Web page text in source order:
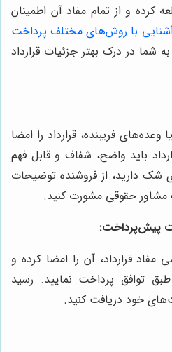
کرده و از تمام مفاد آن اطمینان
با روش‌های مختلف پرداخت
شما در درک بهتر جزئیات قرارداد
فریبنده، قرارداد را امضا
باید واضح، شفاف و قابل فهم
شک دارید، از فروشنده توضیحات
مشاور حقوقی مشورت کنید.
پیش‌پرداخت:
مفاد قرارداد، آن را امضا کرده و
توافق پرداخت نمایید. رسید
خود دریافت کنید.